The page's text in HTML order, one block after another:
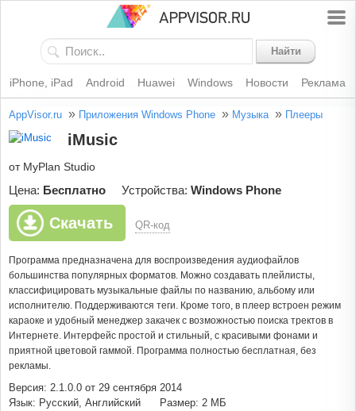
Найти
iPhone, iPad Android Huawei Windows Новости Реклама
AppVisor.ru » Приложения Windows Phone » Музыка » Плееры
iMusic
от MyPlan Studio
Цена: Бесплатно Устройства: Windows Phone
Скачать QR-код
Программа предназначена для воспроизведения аудиофайлов
большинства популярных форматов. Можно создавать плейлисты,
классифицировать музыкальные файлы по названию, альбому или
исполнителю. Поддерживаются теги. Кроме того, в плеер встроен режим
караоке и удобный менеджер закачек с возможностью поиска тректов в
Интернете. Интерфейс простой и стильный, с красивыми фонами и
приятной цветовой гаммой. Программа полностью бесплатная, без
рекламы.
Версия: 2.1.0.0 от 29 сентября 2014
Язык: Русский, Английский
Размер: 2 МБ